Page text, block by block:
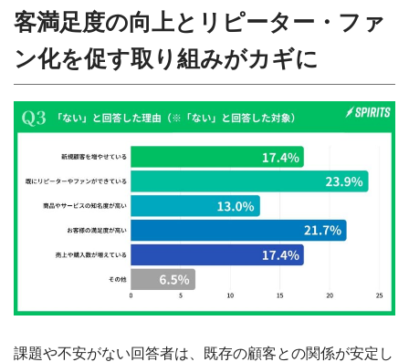
客満足度の向上とリピーター・ファ
ン化を促す取り組みがカギに
課題や不安がない回答者は、既存の顧客との関係が安定し